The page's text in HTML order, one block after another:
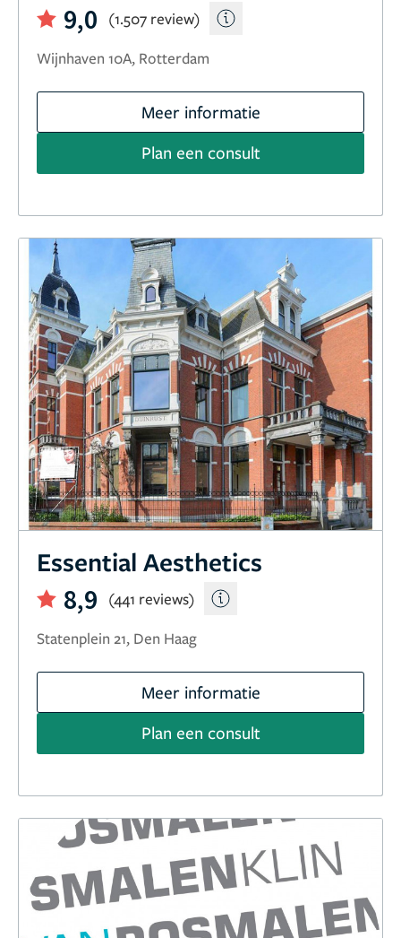
9,0
(1.507 review)
Wijnhaven 10A, Rotterdam
Meer informatie
Plan een consult
Essential Aesthetics
8,9
(441 reviews)
Statenplein 21, Den Haag
Meer informatie
Plan een consult